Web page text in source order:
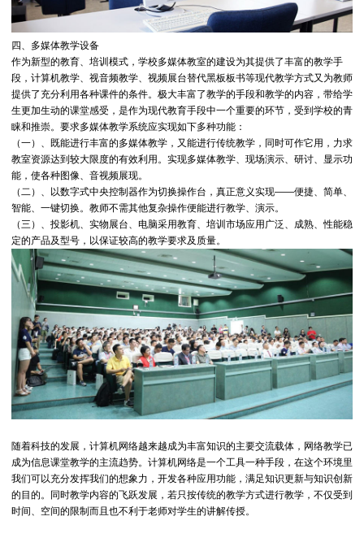
四、多媒体教学设备
作为新型的教育、培训模式，学校多媒体教室的建设为其提供了丰富的教学手
段，计算机教学、视音频教学、视频展台替代黑板板书等现代教学方式又为教师
提供了充分利用各种课件的条件。极大丰富了教学的手段和教学的内容，带给学
生更加生动的课堂感受，是作为现代教育手段中一个重要的环节，受到学校的青
睐和推崇。要求多媒体教学系统应实现如下多种功能：
（一）、既能进行丰富的多媒体教学，又能进行传统教学，同时可作它用，力求
教室资源达到较大限度的有效利用。实现多媒体教学、现场演示、研讨、显示功
能，使各种图像、音视频展现。
（二）、以数字式中央控制器作为切换操作台，真正意义实现——便捷、简单、
智能、一键切换。教师不需其他复杂操作便能进行教学、演示。
（三）、投影机、实物展台、电脑采用教育、培训市场应用广泛、成熟、性能稳
定的产品及型号，以保证较高的教学要求及质量。
随着科技的发展，计算机网络越来越成为丰富知识的主要交流载体，网络教学已
成为信息课堂教学的主流趋势。计算机网络是一个工具一种手段，在这个环境里
我们可以充分发挥我们的想象力，开发各种应用功能，满足知识更新与知识创新
的目的。同时教学内容的飞跃发展，若只按传统的教学方式进行教学，不仅受到
时间、空间的限制而且也不利于老师对学生的讲解传授。